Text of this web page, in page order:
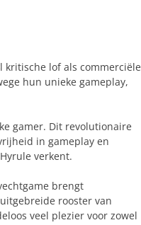
kritische lof als commerciële
hun unieke gameplay,
gamer. Dit revolutionaire
in gameplay en
verkent.
brengt
rooster van
veel plezier voor zowel